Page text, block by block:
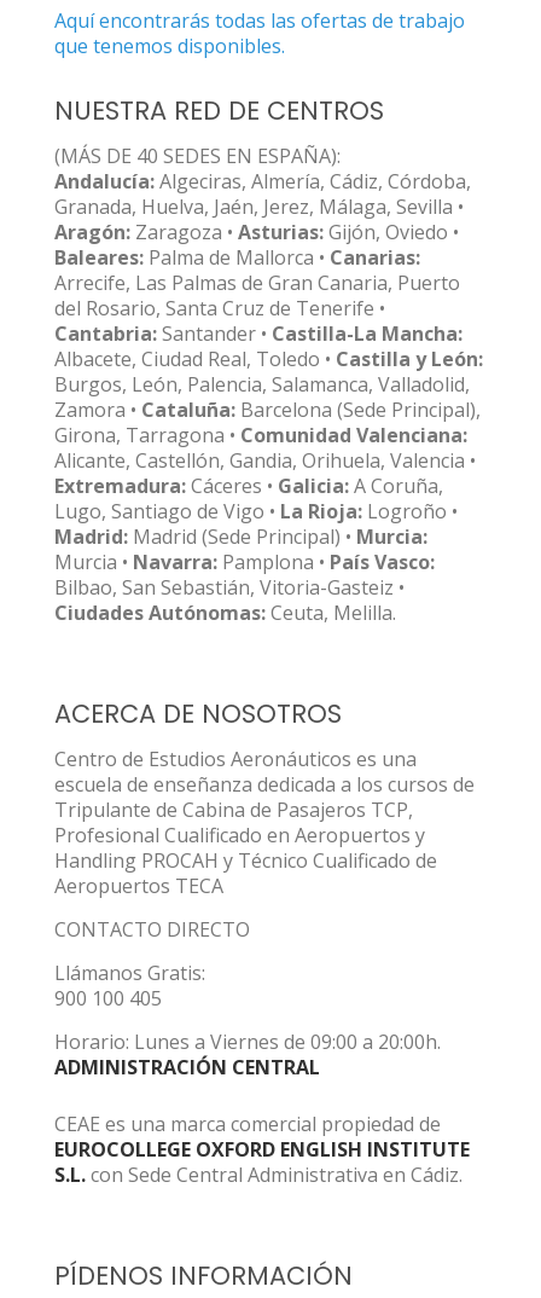
Aquí encontrarás todas las ofertas de trabajo
que tenemos disponibles.
NUESTRA RED DE CENTROS
(MÁS DE 40 SEDES EN ESPAÑA):
Andalucía:Algeciras, Almería, Cádiz, Córdoba,
Granada, Huelva, Jaén, Jerez, Málaga, Sevilla •
Aragón: Zaragoza • Asturias:Gijón, Oviedo •
Baleares: Palma de Mallorca • Canarias:
Arrecife, Las Palmas de Gran Canaria, Puerto
del Rosario, Santa Cruz de Tenerife •
Cantabria:Santander • Castilla-La Mancha:
Albacete, Ciudad Real, Toledo • Castilla y León:
Burgos, León, Palencia, Salamanca, Valladolid,
Zamora • Cataluña: Barcelona (Sede Principal),
Girona, Tarragona • Comunidad Valenciana:
Alicante, Castellón, Gandia, Orihuela, Valencia •
Extremadura:Cáceres • Galicia:A Coruña,
Lugo, Santiago de Vigo • La Rioja: Logroño •
Madrid: Madrid (Sede Principal) • Murcia:
Murcia • Navarra: Pamplona • País Vasco:
Bilbao, San Sebastián, Vitoria-Gasteiz •
Ciudades Autónomas:Ceuta, Melilla.
ACERCA DE NOSOTROS
Centro de Estudios Aeronáuticos es una
escuela de enseñanza dedicada a los cursos de
Tripulante de Cabina de Pasajeros TCP,
Profesional Cualificado en Aeropuertos y
Handling PROCAH y Técnico Cualificado de
Aeropuertos TECA
CONTACTO DIRECTO
Llámanos Gratis:
900 100 405
Horario: Lunes a Viernes de 09:00 a 20:00h.
ADMINISTRACIÓN CENTRAL
CEAE es una marca comercial propiedad de
EUROCOLLEGE OXFORD ENGLISH INSTITUTE
S.L.con Sede Central Administrativa en Cádiz.
PÍDENOS INFORMACIÓN